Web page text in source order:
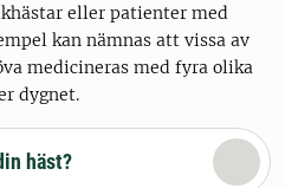
eller patienter med
kan nämnas att vissa av
medicineras med fyra olika
dygnet.
häst?